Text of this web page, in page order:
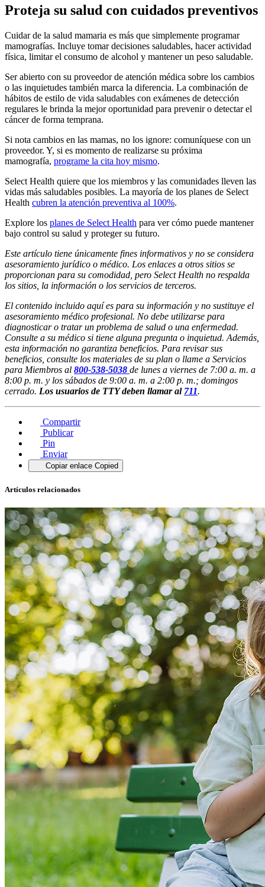
Proteja su salud con cuidados preventivos
Cuidar de la salud mamaria es más que simplemente programar
mamografías. Incluye tomar decisiones saludables, hacer actividad
física, limitar el consumo de alcohol y mantener un peso saludable.
Ser abierto con su proveedor de atención médica sobre los cambios
o las inquietudes también marca la diferencia. La combinación de
hábitos de estilo de vida saludables con exámenes de detección
regulares le brinda la mejor oportunidad para prevenir o detectar el
cáncer de forma temprana.
Si nota cambios en las mamas, no los ignore: comuníquese con un
proveedor. Y, si es momento de realizarse su próxima
mamografía, programe la cita hoy mismo.
Select Health quiere que los miembros y las comunidades lleven las
vidas más saludables posibles. La mayoría de los planes de Select
Health cubren la atención preventiva al 100%.
Explore los planes de Select Health para ver cómo puede mantener
bajo control su salud y proteger su futuro.
Este artículo tiene únicamente fines informativos y no se considera
asesoramiento jurídico o médico. Los enlaces a otros sitios se
proporcionan para su comodidad, pero Select Health no respalda
los sitios, la información o los servicios de terceros.
El contenido incluido aquí es para su información y no sustituye el
asesoramiento médico profesional. No debe utilizarse para
diagnosticar o tratar un problema de salud o una enfermedad.
Consulte a su médico si tiene alguna pregunta o inquietud. Además,
esta información no garantiza beneficios. Para revisar sus
beneficios, consulte los materiales de su plan o llame a Servicios
para Miembros al 800-538-5038 de lunes a viernes de 7:00 a. m. a
8:00 p. m. y los sábados de 9:00 a. m. a 2:00 p. m.; domingos
cerrado. Los usuarios de TTY deben llamar al 711.
Compartir
Publicar
Pin
Enviar
Copiar enlace Copied
Artículos relacionados